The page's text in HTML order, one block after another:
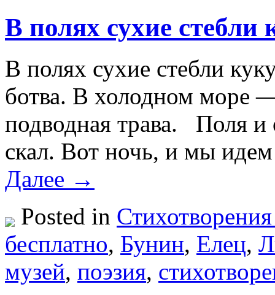
В полях сухие
В полях сухие стебли
ботва. В холодном море
подводная трава. Поля
скал. Вот ночь, и мы
Далее →
Posted in
бесплатно, Бунин, Елец,
музей, поэзия,